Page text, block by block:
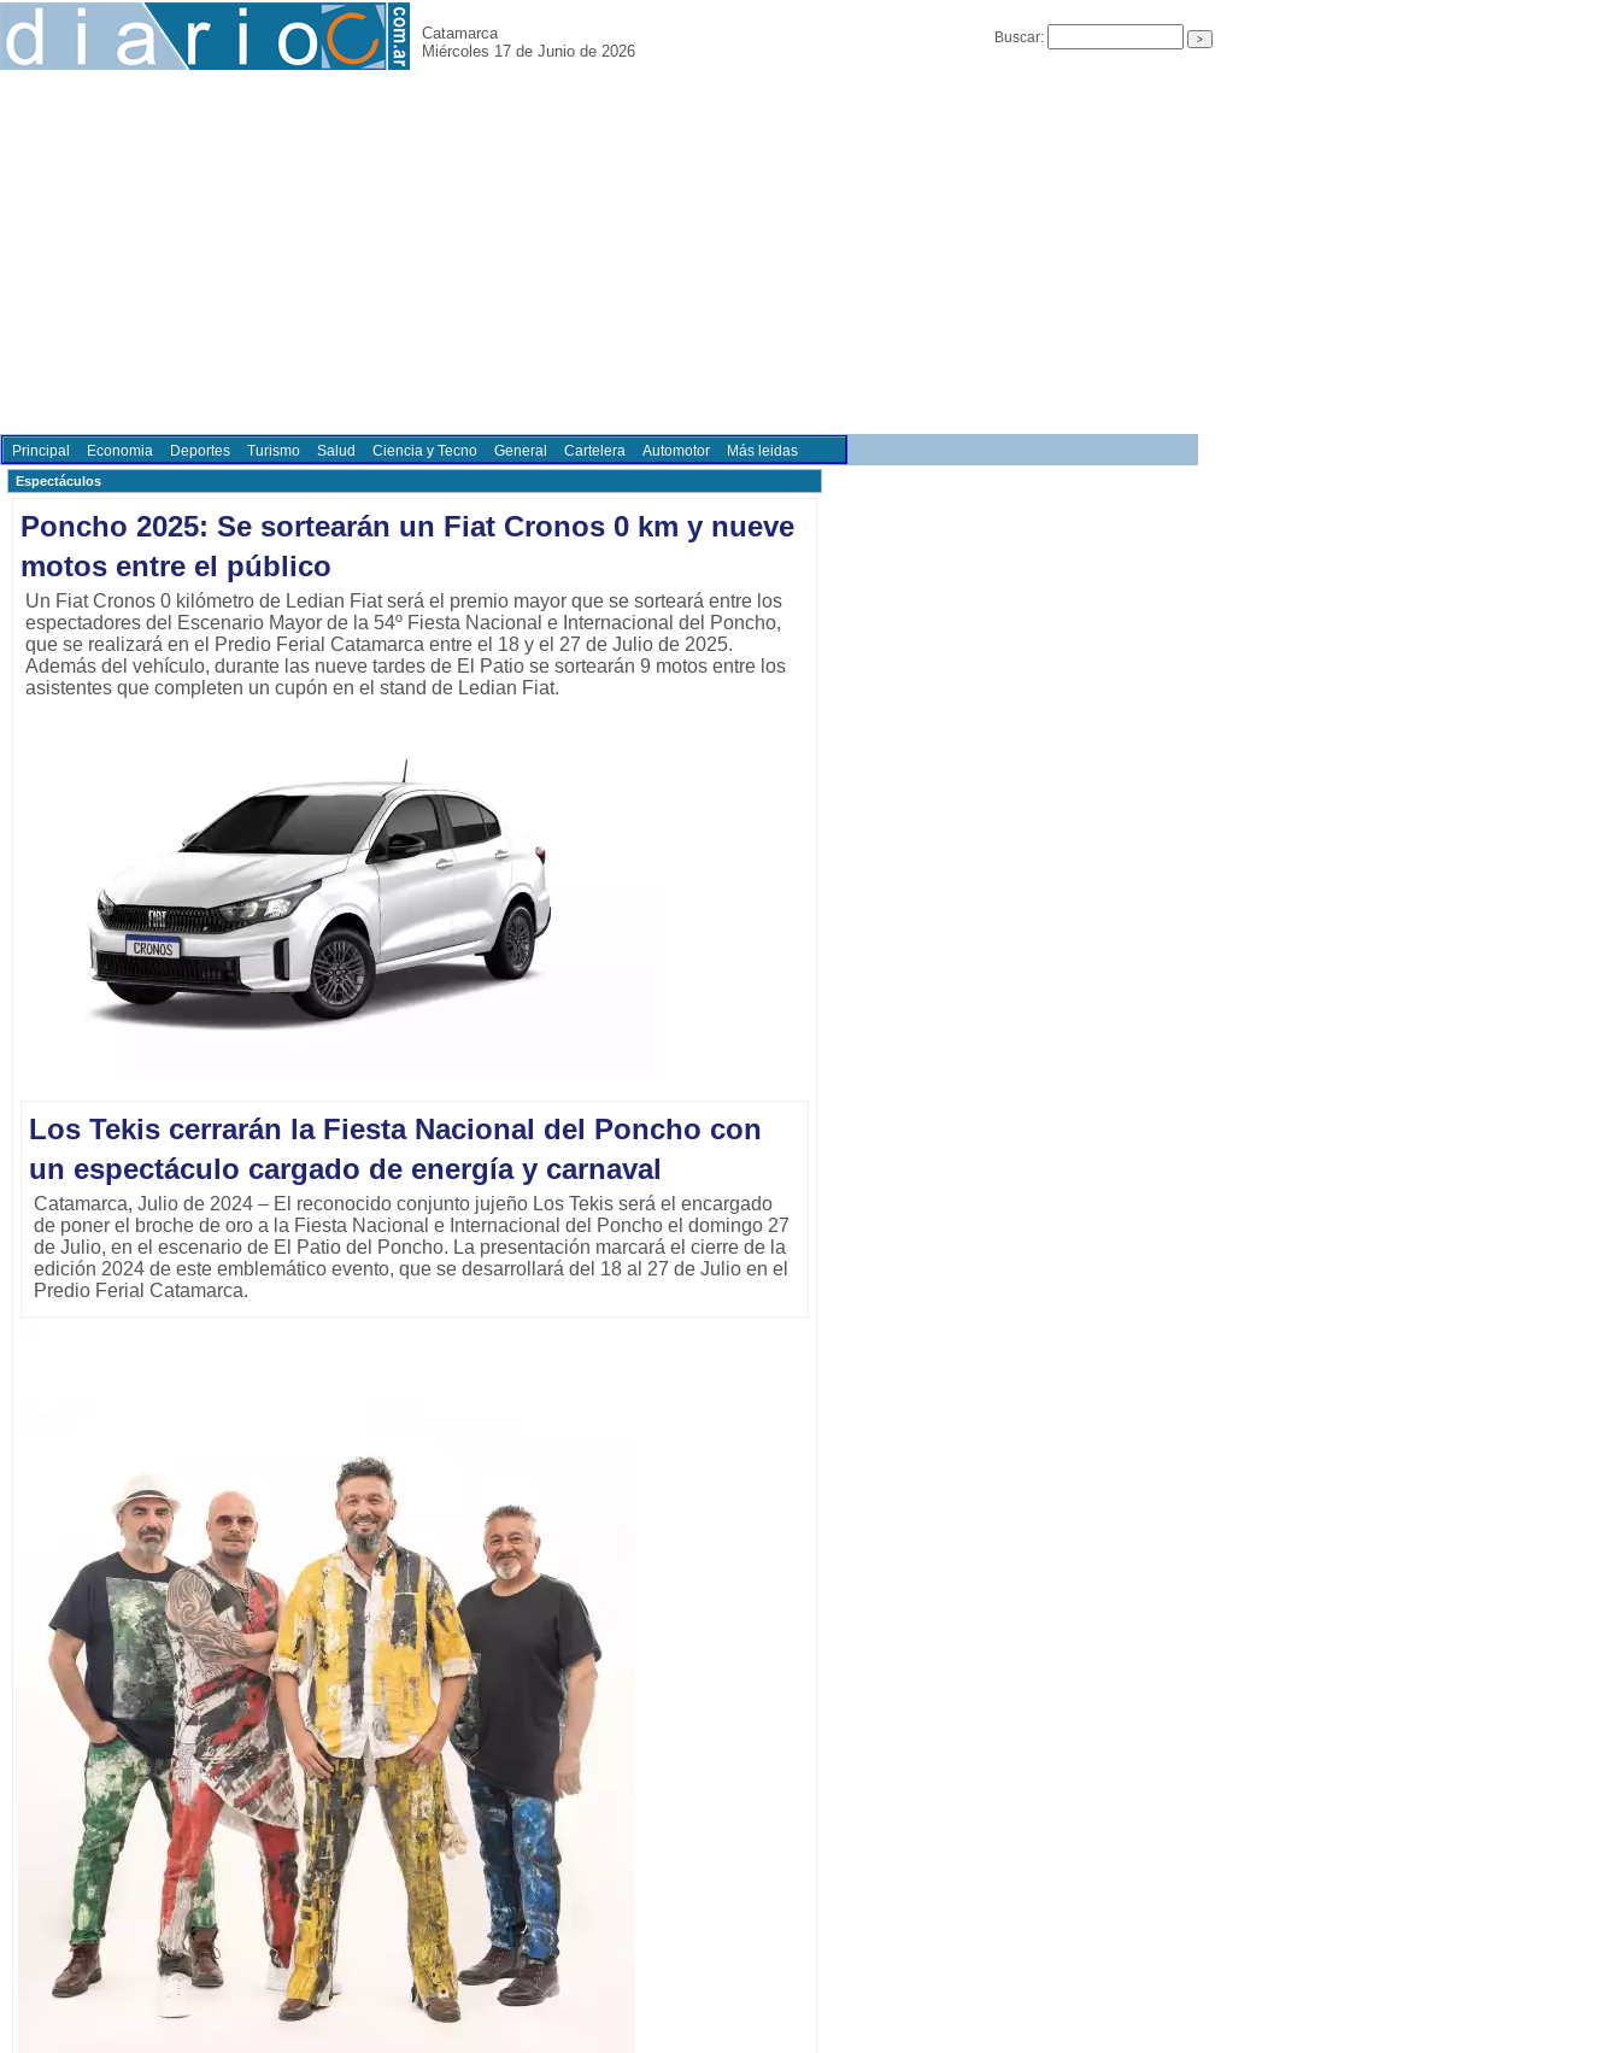
Catamarca
Miércoles 17 de Junio de 2026
Buscar:
Principal Economia Deportes Turismo Salud Ciencia y Tecno General Cartelera Automotor Más leidas
Espectáculos
Poncho 2025: Se sortearán un Fiat Cronos 0 km y nueve
motos entre el público
Un Fiat Cronos 0 kilómetro de Ledian Fiat será el premio mayor que se sorteará entre los
espectadores del Escenario Mayor de la 54º Fiesta Nacional e Internacional del Poncho,
que se realizará en el Predio Ferial Catamarca entre el 18 y el 27 de Julio de 2025.
Además del vehículo, durante las nueve tardes de El Patio se sortearán 9 motos entre los
asistentes que completen un cupón en el stand de Ledian Fiat.
Los Tekis cerrarán la Fiesta Nacional del Poncho con
un espectáculo cargado de energía y carnaval
Catamarca, Julio de 2024 – El reconocido conjunto jujeño Los Tekis será el encargado
de poner el broche de oro a la Fiesta Nacional e Internacional del Poncho el domingo 27
de Julio, en el escenario de El Patio del Poncho. La presentación marcará el cierre de la
edición 2024 de este emblemático evento, que se desarrollará del 18 al 27 de Julio en el
Predio Ferial Catamarca.